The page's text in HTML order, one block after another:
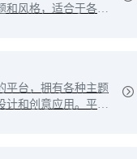
和风格，适合于各种
平台，拥有各种主题
计和创意应用。平台